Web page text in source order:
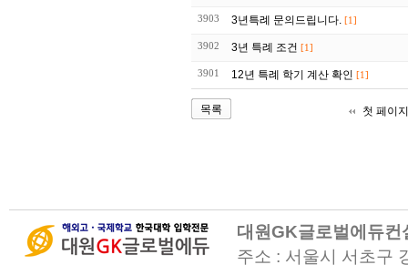
3903 3년특례 문의드립니다. [1]
3902 3년 특례 조건 [1]
3901 12년 특례 학기 계산 확인 [1]
목록 첫 페이지
대원GK글로벌에듀
주소 : 서울시 서초구